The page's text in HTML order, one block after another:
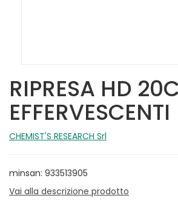
RIPRESA HD
EFFERVESCENTI
CHEMIST'S RESEARCH Srl
minsan: 933513905
Vai alla descrizione prodotto